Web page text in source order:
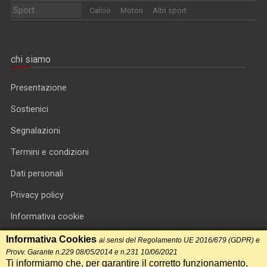
Sport Calcio Motori Altri sport
chi siamo
Presentazione
Sostienici
Segnalazioni
Termini e condizioni
Dati personali
Privacy policy
Informativa cookie
RSS feed
RSS Top News
Informativa Cookies ai sensi del Regolamento UE 2016/679 (GDPR) e
Provv. Garante n.229 08/05/2014 e n.231 10/06/2021
Ti informiamo che, per garantire il corretto funzionamento,